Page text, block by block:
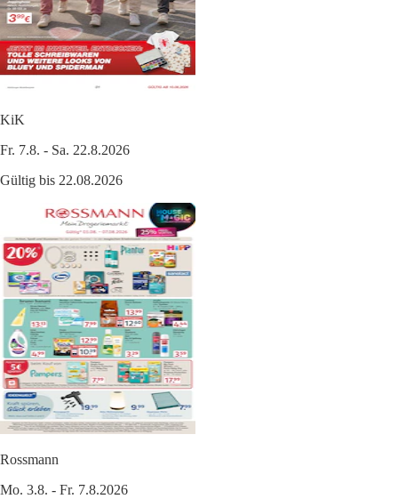
KiK
Fr. 7.8. - Sa. 22.8.2026
Gültig bis 22.08.2026
Rossmann
Mo. 3.8. - Fr. 7.8.2026